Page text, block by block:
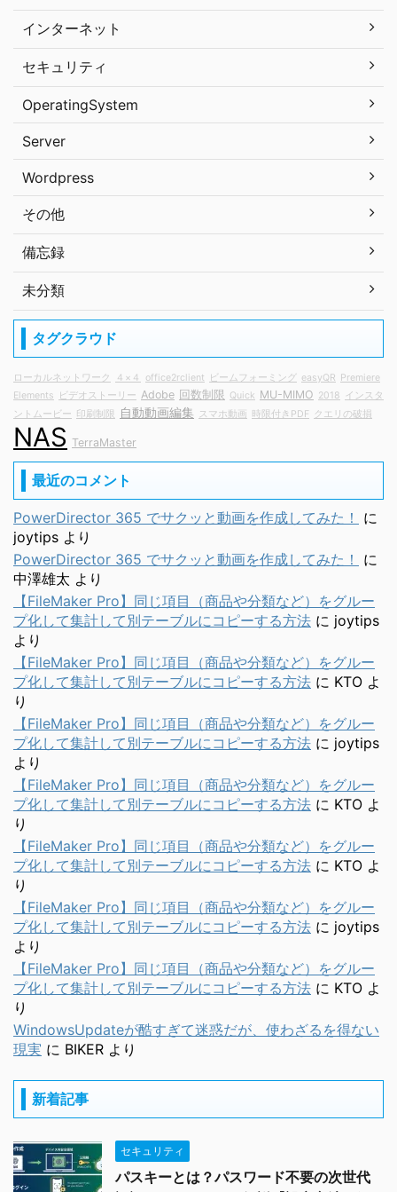
インターネット
セキュリティ
OperatingSystem
Server
Wordpress
その他
備忘録
未分類
タグクラウド
ローカルネットワーク ４×４ office2rclient ビームフォーミング easyQR Premiere
Elements
ビデオストーリー Adobe 回数制限 Quick MU-MIMO 2018
インスタ
ントムービー 印刷制限 自動動画編集 スマホ動画 時限付きPDF クエリの破損
NAS TerraMaster
最近のコメント
PowerDirector 365 でサクッと動画を作成してみた！
に
joytips より
PowerDirector 365 でサクッと動画を作成してみた！
に
中澤雄太 より
【FileMaker Pro】同じ項目（商品や分類など）をグルー
プ化して集計して別テーブルにコピーする方法 に joytips
より
【FileMaker Pro】同じ項目（商品や分類など）をグルー
プ化して集計して別テーブルにコピーする方法 に KTO よ
り
【FileMaker Pro】同じ項目（商品や分類など）をグルー
プ化して集計して別テーブルにコピーする方法 に joytips
より
【FileMaker Pro】同じ項目（商品や分類など）をグルー
プ化して集計して別テーブルにコピーする方法 に KTO よ
り
【FileMaker Pro】同じ項目（商品や分類など）をグルー
プ化して集計して別テーブルにコピーする方法 に KTO よ
り
【FileMaker Pro】同じ項目（商品や分類など）をグルー
プ化して集計して別テーブルにコピーする方法 に joytips
より
【FileMaker Pro】同じ項目（商品や分類など）をグルー
プ化して集計して別テーブルにコピーする方法 に KTO よ
り
WindowsUpdateが酷すぎて迷惑だが、使わざるを得ない
現実 に BIKER より
新着記事
セキュリティ
パスキーとは？パスワード不要の次世代